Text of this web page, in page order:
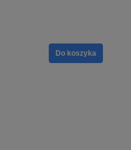
Do koszyka